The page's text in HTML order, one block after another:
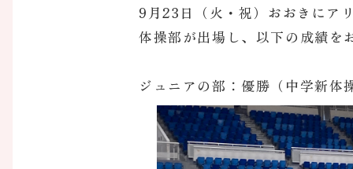
9月23日（火・祝）おおきにア
体操部が出場し、以下の成績を
ジュニアの部：優勝（中学新体